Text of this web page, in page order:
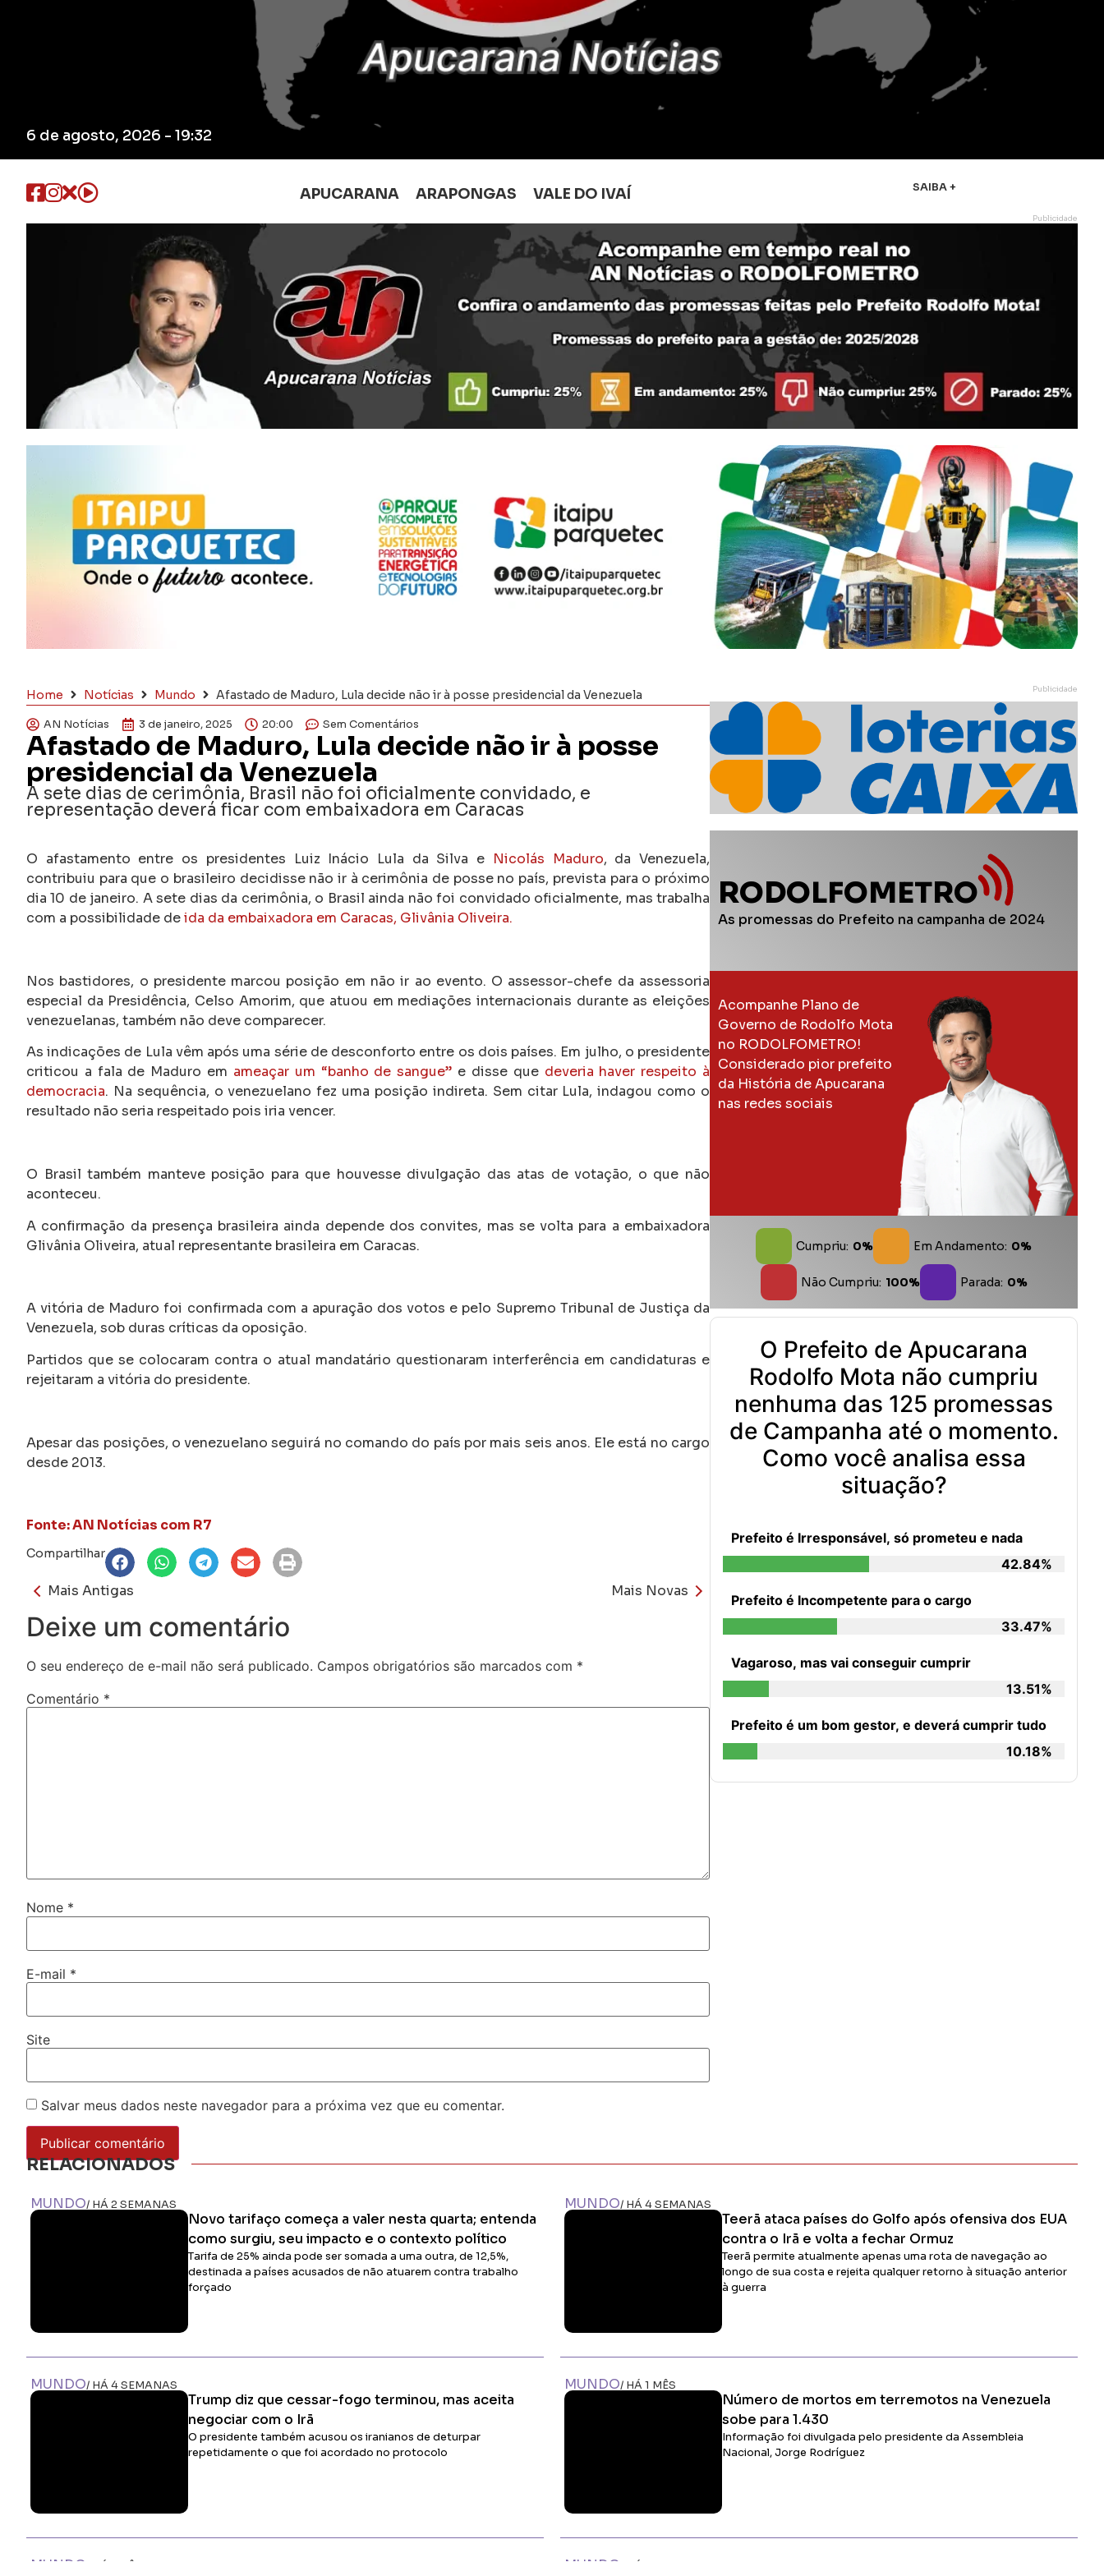
6 de agosto, 2026 - 19:32
APUCARANA ARAPONGAS VALE DO IVAÍ SAIBA +
Publicidade
Home Notícias Mundo Afastado de Maduro, Lula decide não ir à posse presidencial da Venezuela
AN Notícias 3 de janeiro, 2025 20:00 Sem Comentários
Afastado de Maduro, Lula decide não ir à posse
presidencial da Venezuela
A sete dias de cerimônia, Brasil não foi oficialmente convidado, e
representação deverá ficar com embaixadora em Caracas
O afastamento entre os presidentes Luiz Inácio Lula da Silva e Nicolás Maduro, da Venezuela,
contribuiu para que o brasileiro decidisse não ir à cerimônia de posse no país, prevista para o próximo
dia 10 de janeiro. A sete dias da cerimônia, o Brasil ainda não foi convidado oficialmente, mas trabalha
com a possibilidade deida da embaixadora em Caracas, Glivânia Oliveira.
Nos bastidores, o presidente marcou posição em não ir ao evento. O assessor-chefe da assessoria
especial da Presidência, Celso Amorim, que atuou em mediações internacionais durante as eleições
venezuelanas, também não deve comparecer.
As indicações de Lula vêm após uma série de desconforto entre os dois países. Em julho, o presidente
criticou a fala de Maduro em ameaçar um “banho de sangue” e disse que deveria haver respeito à
democracia. Na sequência, o venezuelano fez uma posição indireta. Sem citar Lula, indagou como o
resultado não seria respeitado pois iria vencer.
O Brasil também manteve posição para que houvesse divulgação das atas de votação, o que não
aconteceu.
A confirmação da presença brasileira ainda depende dos convites, mas se volta para a embaixadora
Glivânia Oliveira, atual representante brasileira em Caracas.
A vitória de Maduro foi confirmada com a apuração dos votos e pelo Supremo Tribunal de Justiça da
Venezuela, sob duras críticas da oposição.
Partidos que se colocaram contra o atual mandatário questionaram interferência em candidaturas e
rejeitaram a vitória do presidente.
Apesar das posições, o venezuelano seguirá no comando do país por mais seis anos. Ele está no cargo
desde 2013.
Fonte: AN Notícias com R7
Compartilhar
Mais Antigas Mais Novas
Deixe um comentário
O seu endereço de e-mail não será publicado. Campos obrigatórios são marcados com *
Comentário *
Nome *
E-mail *
Site
Salvar meus dados neste navegador para a próxima vez que eu comentar.
Publicidade
RODOLFOMETRO
As promessas do Prefeito na campanha de 2024
Acompanhe Plano de
Governo de Rodolfo Mota
no RODOLFOMETRO!
Considerado pior prefeito
da História de Apucarana
nas redes sociais
Cumpriu: 0% Em Andamento: 0%
Não Cumpriu: 100% Parada: 0%
O Prefeito de Apucarana
Rodolfo Mota não cumpriu
nenhuma das 125 promessas
de Campanha até o momento.
Como você analisa essa
situação?
Prefeito é Irresponsável, só prometeu e nada
42.84%
Prefeito é Incompetente para o cargo
33.47%
Vagaroso, mas vai conseguir cumprir
13.51%
Prefeito é um bom gestor, e deverá cumprir tudo
10.18%
RELACIONADOS
MUNDO/ HÁ 2 SEMANAS
Novo tarifaço começa a valer nesta quarta; entenda
como surgiu, seu impacto e o contexto político
Tarifa de 25% ainda pode ser somada a uma outra, de 12,5%,
destinada a países acusados de não atuarem contra trabalho
forçado
MUNDO/ HÁ 4 SEMANAS
Teerã ataca países do Golfo após ofensiva dos EUA
contra o Irã e volta a fechar Ormuz
Teerã permite atualmente apenas uma rota de navegação ao
longo de sua costa e rejeita qualquer retorno à situação anterior
à guerra
MUNDO/ HÁ 4 SEMANAS
Trump diz que cessar-fogo terminou, mas aceita
negociar com o Irã
O presidente também acusou os iranianos de deturpar
repetidamente o que foi acordado no protocolo
MUNDO/ HÁ 1 MÊS
Número de mortos em terremotos na Venezuela
sobe para 1.430
Informação foi divulgada pelo presidente da Assembleia
Nacional, Jorge Rodríguez
MUNDO / HÁ 1 MÊS MUNDO / HÁ 2 MESES